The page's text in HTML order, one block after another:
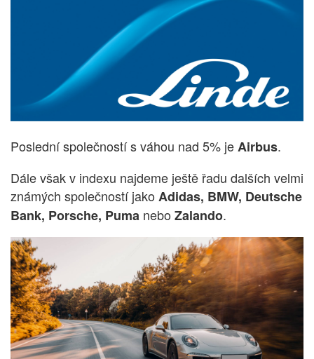
Poslední společností s váhou nad 5% jeAirbus.
Dále však v indexu najdeme ještě řadu dalších velmi
známých společností jako Adidas, BMW, Deutsche
Bank, Porsche, Puma nebo Zalando.